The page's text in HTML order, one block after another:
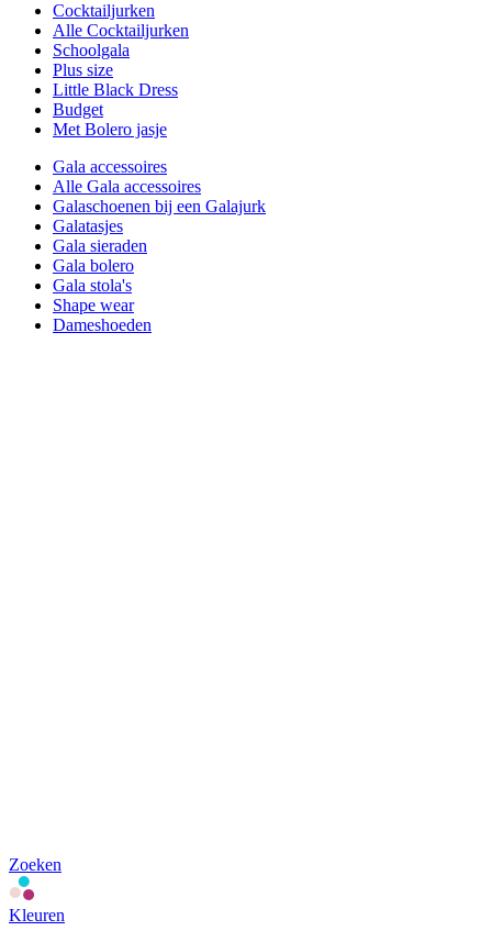
Cocktailjurken
Alle Cocktailjurken
Schoolgala
Plus size
Little Black Dress
Budget
Met Bolero jasje
Gala accessoires
Alle Gala accessoires
Galaschoenen bij een Galajurk
Galatasjes
Gala sieraden
Gala bolero
Gala stola's
Shape wear
Dameshoeden
Zoeken
Kleuren